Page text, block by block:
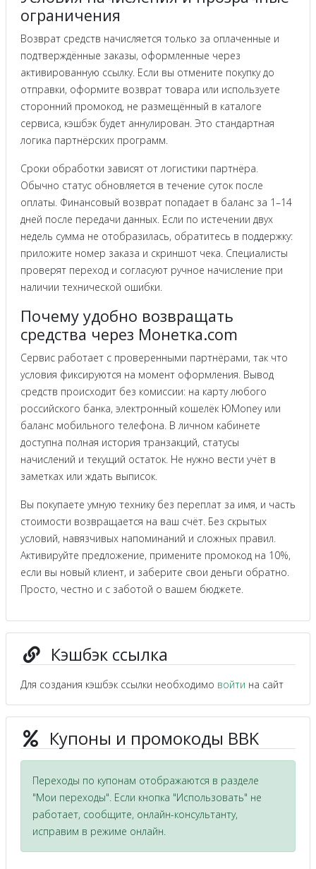
ограничения
Возврат средств начисляется только за оплаченные и
подтверждённые заказы, оформленные через
активированную ссылку. Если вы отмените покупку до
отправки, оформите возврат товара или используете
сторонний промокод, не размещённый в каталоге
сервиса, кэшбэк будет аннулирован. Это стандартная
логика партнёрских программ.
Сроки обработки зависят от логистики партнёра.
Обычно статус обновляется в течение суток после
оплаты. Финансовый возврат попадает в баланс за 1–14
дней после передачи данных. Если по истечении двух
недель сумма не отобразилась, обратитесь в поддержку:
приложите номер заказа и скриншот чека. Специалисты
проверят переход и согласуют ручное начисление при
наличии технической ошибки.
Почему удобно возвращать
средства через Монетка.com
Сервис работает с проверенными партнёрами, так что
условия фиксируются на момент оформления. Вывод
средств происходит без комиссии: на карту любого
российского банка, электронный кошелёк ЮMoney или
баланс мобильного телефона. В личном кабинете
доступна полная история транзакций, статусы
начислений и текущий остаток. Не нужно вести учёт в
заметках или ждать выписок.
Вы покупаете умную технику без переплат за имя, и часть
стоимости возвращается на ваш счёт. Без скрытых
условий, навязчивых напоминаний и сложных правил.
Активируйте предложение, примените промокод на 10%,
если вы новый клиент, и заберите свои деньги обратно.
Просто, честно и с заботой о вашем бюджете.
Кэшбэк ссылка
Для создания кэшбэк ссылки необходимо войти на сайт
Купоны и промокоды BBK
Переходы по купонам отображаются в разделе
"Мои переходы". Если кнопка "Использовать" не
работает, сообщите, онлайн-консультанту,
исправим в режиме онлайн.